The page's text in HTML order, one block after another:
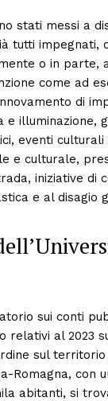
stati messi a
tutti impegnati,
o in parte,
come ad
di
e illuminazione,
eventi
e culturale,
iniziative di
e al disagio
sui conti
relativi al 2023
sul
Romagna, con
abitanti, si